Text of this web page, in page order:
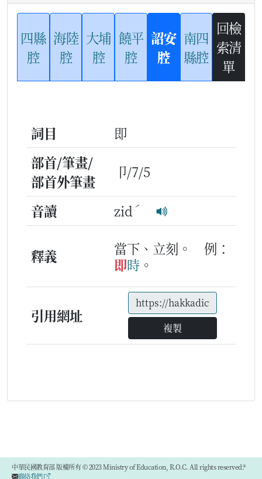
四縣
腔
海陸
腔
大埔
腔
饒平
腔
詔安
腔
南四
縣腔
回檢
索清
單
詞目
即
部首/筆畫/
部首外筆畫
卩/7/5
音讀 zid ˊ
釋義 當下、立刻。
例：
即時 。
引用網址
複製
中華民國教育部 版權所有 © 2023 Ministry of Education, R.O.C. All rights reserved.®
聯絡我們